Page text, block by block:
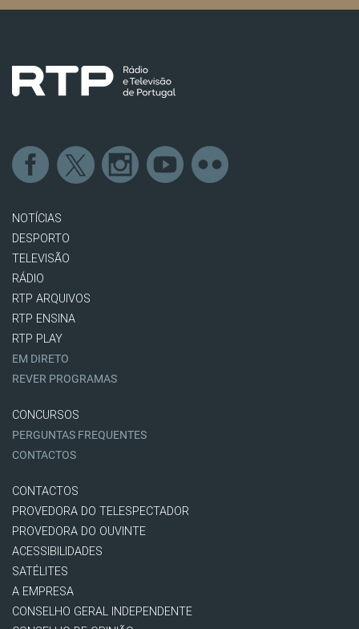
NOTÍCIAS
DESPORTO
TELEVISÃO
RÁDIO
RTP ARQUIVOS
RTP ENSINA
RTP PLAY
EM DIRETO
REVER PROGRAMAS
CONCURSOS
PERGUNTAS FREQUENTES
CONTACTOS
CONTACTOS
PROVEDORA DO TELESPECTADOR
PROVEDORA DO OUVINTE
ACESSIBILIDADES
SATÉLITES
A EMPRESA
CONSELHO GERAL INDEPENDENTE